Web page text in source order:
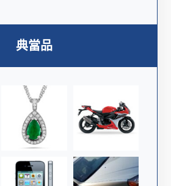
典當品